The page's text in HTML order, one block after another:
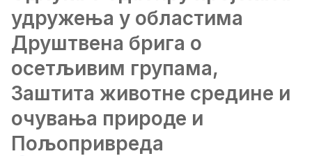
удружења у областима
Друштвена брига о
осетљивим групама,
Заштита животне средине и
очувања природе и
Пољопривреда